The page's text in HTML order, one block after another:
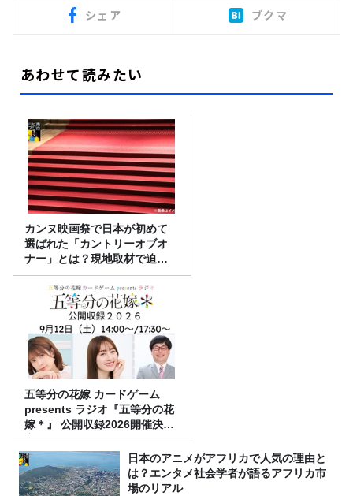
シェア ブクマ
あわせて読みたい
カンヌ映画祭で日本が初めて
選ばれた「カントリーオブオ
ナー」とは？現地取材で迫る
選出の意味
五等分の花嫁 カードゲーム
presents ラジオ『五等分の花
嫁＊』 公開収録2026開催決
定！
日本のアニメがアフリカで人気の理由と
は？エンタメ社会学者が語るアフリカ市
場のリアル